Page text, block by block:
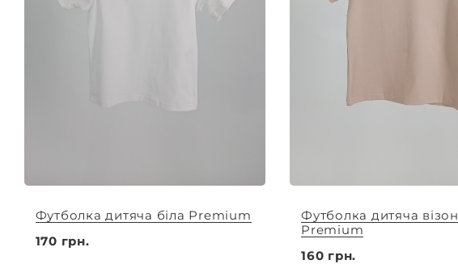
Футболка дитяча біла Premium
170 грн.
Футболка дитяча візон
Premium
160 грн.